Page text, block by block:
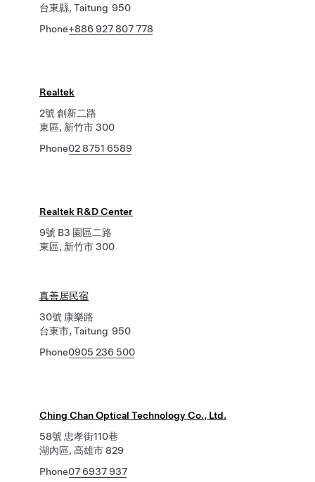
台東縣, Taitung 950
Phone+886 927 807 778
Realtek
2號 創新二路
東區, 新竹市 300
Phone02 8751 6589
Realtek R&D Center
9號 B3 園區二路
東區, 新竹市 300
真善居民宿
30號 康樂路
台東市, Taitung 950
Phone0905 236 500
Ching Chan Optical Technology Co., Ltd.
58號 忠孝街110巷
湖內區, 高雄市 829
Phone07 6937 937